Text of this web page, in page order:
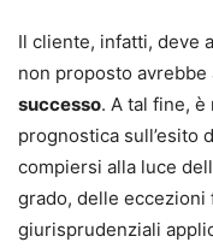
lavorare su schemi
Il cliente, infatti, deve
non proposto avrebbe
successo. A tal fine, è
prognostica sull’esito
compiersi alla luce
grado, delle
giurisprudenziali